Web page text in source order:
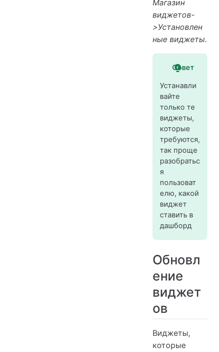
Магазин
виджетов-
>Установлен
ные виджеты.
Совет
Устанавли
вайте
только те
виджеты,
которые
требуются,
так проще
разобратьс
я
пользоват
елю, какой
виджет
ставить в
дашборд
Обновл
ение
виджет
ов
Виджеты,
которые